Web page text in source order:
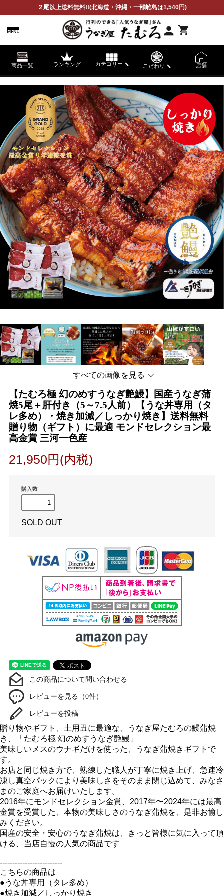
２尾以上送料無料!!(北海道・沖縄・一部離島は1,540円)
商品一覧 ランキング カテゴリー こだわり 店舗
すべての画像を見る
【たむろ極 幻のめすうなぎ艶鰻】国産うなぎ蒲
焼5尾＋肝付き（5～7.5人前）【うな丼専用（タ
レ多め）・焼き加減／しっかり焼き】送料無料
贈り物（ギフト）に最適 モンドセレクション最
高金賞 三河一色産
21,950円(内税)
購入数
SOLD OUT
この商品について問い合わせる
レビューを見る（0件）
レビューを投稿
贈り物やギフト、土用丑に最適な、うなぎ屋たむろの鰻蒲焼
き、「たむろ極 幻のめすうなぎ艶鰻」
美味しいメスのウナギだけを使った、うなぎ蒲焼きギフトで
す。
お店と同じ焼き方で、熟練した職人が丁寧に焼き上げ、急速冷
凍し真空パックにより美味しさをそのまま閉じ込めて、みなさ
まのご家庭へお届けいたします。
2016年にモンドセレクション金賞、2017年〜2024年には最高
金賞を受賞した、本物の美味しさのうなぎ蒲焼を、是非お愉し
みください。
国産の安全・安心のうなぎ蒲焼は、きっと皆様に気に入って頂
ける、当店自慢の人気の商品です
-------------------------
こちらの商品は
●うな丼専用（タレ多め）
●焼き加減／しっかり焼き